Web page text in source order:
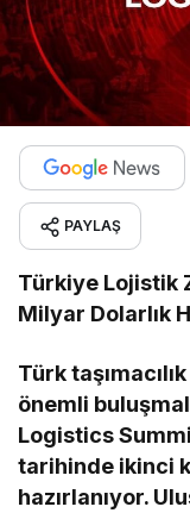
PAYLAŞ
Türkiye Lojistik
Milyar Dolarlık
Türk
önemli
Logistics
tarihinde ikinci
hazırlanıyor.